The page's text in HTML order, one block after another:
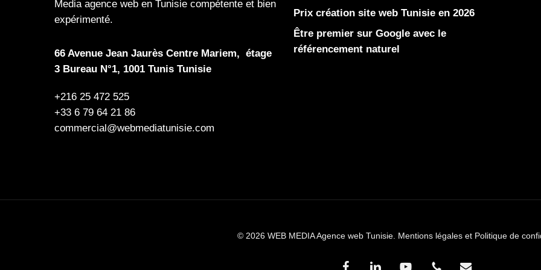
Mediaagence web en Tunisie compétente et bien
expérimenté.
66 Avenue Jean Jaurès Centre Mariem, étage
3 Bureau N°1, 1001 Tunis Tunisie
+216 25 472 525
+33 6 79 64 21 86
commercial@webmediatunisie.com
Prix création site web Tunisie en 2026
Être premier sur Google avec le
référencement naturel
© 2026 WEB MEDIA Agence web Tunisie. Mentions légales et Politique de
facebooklinkedin youtube phone email